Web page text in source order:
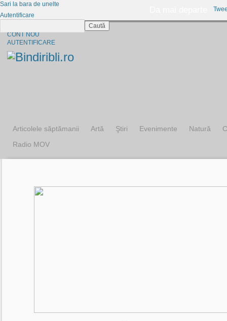
CONT NOU
AUTENTIFICARE
Articolele săptămanii Artă Ştiri Evenimente Natură
Radio MOV
Sari la bara de unelte
Autentificare
Caută